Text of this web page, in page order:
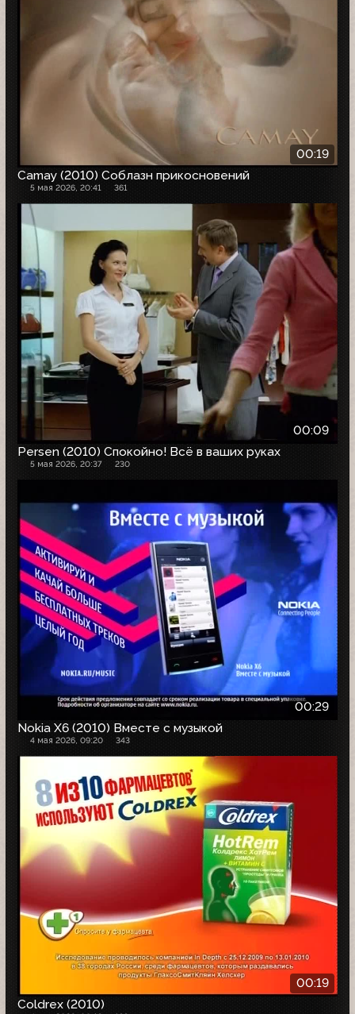
00:19
Camay (2010) Соблазн прикосновений
5 мая 2026, 20:41 361
00:09
Persen (2010) Спокойно! Всё в ваших руках
5 мая 2026, 20:37 230
00:29
Nokia X6 (2010) Вместе с музыкой
4 мая 2026, 09:20 343
00:19
Coldrex (2010)